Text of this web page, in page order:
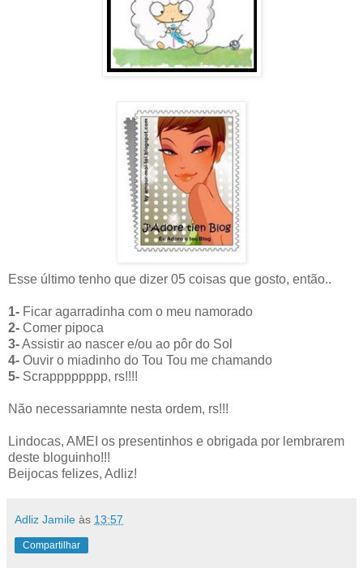
Esse último tenho que dizer 05 coisas que gosto, então..
1- Ficar agarradinha com o meu namorado
2- Comer pipoca
3-Assistir ao nascer e/ou ao pôr do Sol
4- Ouvir o miadinho do Tou Tou me chamando
5- Scrapppppppp, rs!!!!
Não necessariamnte nesta ordem, rs!!!
Lindocas, AMEI os presentinhos e obrigada por lembrarem
deste bloguinho!!!
Beijocas felizes, Adliz!
Adliz Jamile às 13:57
Compartilhar